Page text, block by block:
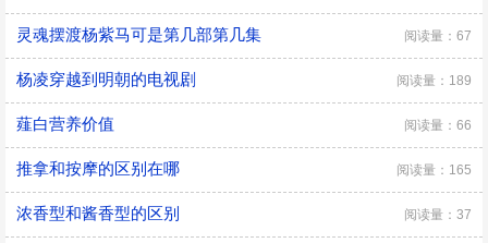
灵魂摆渡杨紫马可是第几部第几集 阅读量：67
杨凌穿越到明朝的电视剧 阅读量：189
薤白营养价值 阅读量：66
推拿和按摩的区别在哪 阅读量：165
浓香型和酱香型的区别 阅读量：37